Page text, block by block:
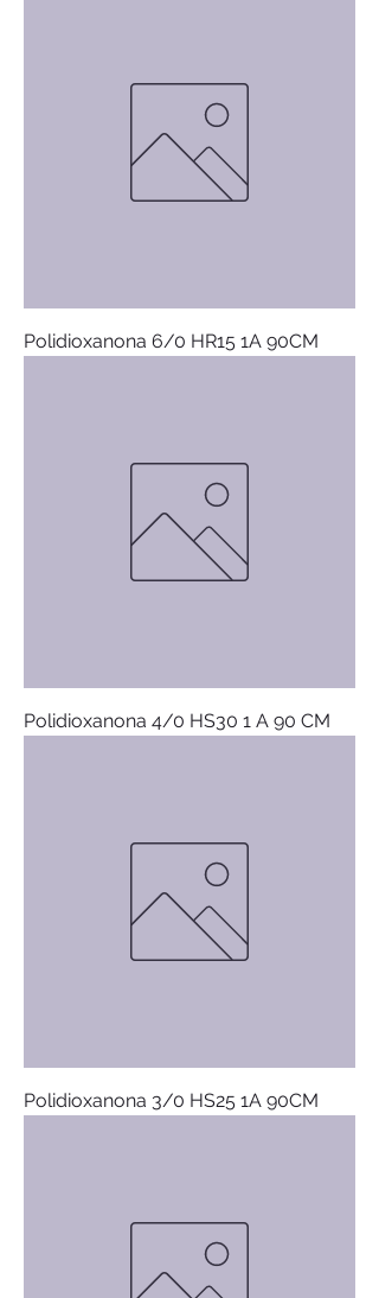
Polidioxanona 6/0 HR15 1A 90CM
Polidioxanona 4/0 HS30 1 A 90 CM
Polidioxanona 3/0 HS25 1A 90CM